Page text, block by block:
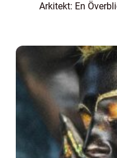
Arkitekt: En